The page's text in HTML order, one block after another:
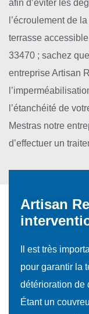
afin d’éviter les
l’écroulement de
terrasse
33470 ; sachez
entreprise Artisan
l’étanchéité de
Mestras notre
d’effectuer un
Artisan
Il est très
pour garantir la
détérioration de
Étant un